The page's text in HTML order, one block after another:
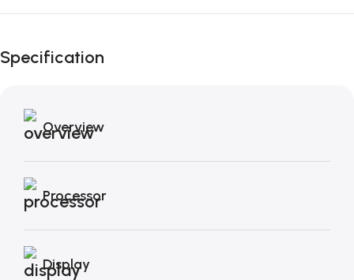
Fino al 12 Ottobre...
Autunno!
Specification
Overview
Processor
Display